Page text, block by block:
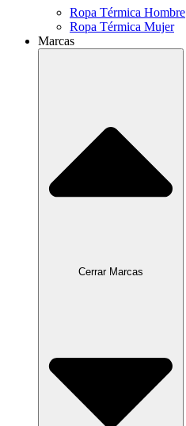
Ropa Térmica Hombre
Ropa Térmica Mujer
Marcas
Cerrar Marcas